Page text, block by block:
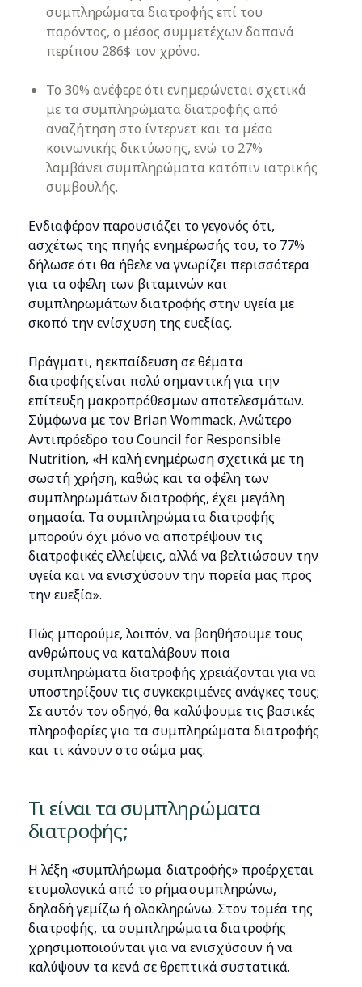
συμπληρώματα διατροφής επί του
παρόντος, ο μέσος συμμετέχων δαπανά
περίπου 286$ τον χρόνο.
Το 30% ανέφερε ότι ενημερώνεται σχετικά
με τα συμπληρώματα διατροφής από
αναζήτηση στο ίντερνετ και τα μέσα
κοινωνικής δικτύωσης, ενώ το 27%
λαμβάνει συμπληρώματα κατόπιν ιατρικής
συμβουλής.
Ενδιαφέρον παρουσιάζει το γεγονός ότι,
ασχέτως της πηγής ενημέρωσής του, το 77%
δήλωσε ότι θα ήθελε να γνωρίζει περισσότερα
για τα οφέλη των βιταμινών και
συμπληρωμάτων διατροφής στην υγεία με
σκοπό την ενίσχυση της ευεξίας.
Πράγματι, η εκπαίδευση σε θέματα
διατροφής είναι πολύ σημαντική για την
επίτευξη μακροπρόθεσμων αποτελεσμάτων.
Σύμφωνα με τον Brian Wommack, Ανώτερο
Αντιπρόεδρο του Council for Responsible
Nutrition, «Η καλή ενημέρωση σχετικά με τη
σωστή χρήση, καθώς και τα οφέλη των
συμπληρωμάτων διατροφής, έχει μεγάλη
σημασία. Τα συμπληρώματα διατροφής
μπορούν όχι μόνο να αποτρέψουν τις
διατροφικές ελλείψεις, αλλά να βελτιώσουν την
υγεία και να ενισχύσουν την πορεία μας προς
την ευεξία».
Πώς μπορούμε, λοιπόν, να βοηθήσουμε τους
ανθρώπους να καταλάβουν ποια
συμπληρώματα διατροφής χρειάζονται για να
υποστηρίξουν τις συγκεκριμένες ανάγκες τους;
Σε αυτόν τον οδηγό, θα καλύψουμε τις βασικές
πληροφορίες για τα συμπληρώματα διατροφής
και τι κάνουν στο σώμα μας.
Τι είναι τα συμπληρώματα
διατροφής;
Η λέξη «συμπλήρωμα διατροφής» προέρχεται
ετυμολογικά από το ρήμα συμπληρώνω,
δηλαδή γεμίζω ή ολοκληρώνω. Στον τομέα της
διατροφής, τα συμπληρώματα διατροφής
χρησιμοποιούνται για να ενισχύσουν ή να
καλύψουν τα κενά σε θρεπτικά συστατικά.